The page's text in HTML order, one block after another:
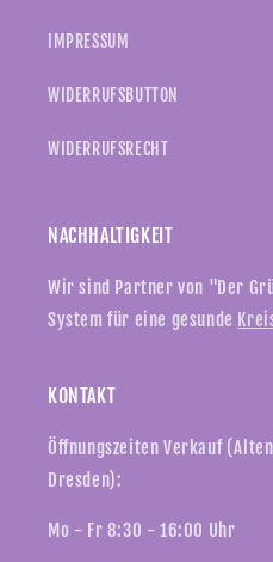
IMPRESSUM
WIDERRUFSBUTTON
WIDERRUFSRECHT
NACHHALTIGKEIT
Wir sind Partner von "Der
System für eine gesunde
KONTAKT
Öffnungszeiten Verkauf
Dresden):
Mo - Fr 8:30 - 16:00 Uhr